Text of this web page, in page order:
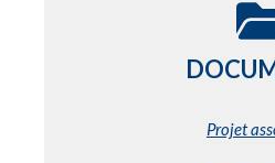
Projet